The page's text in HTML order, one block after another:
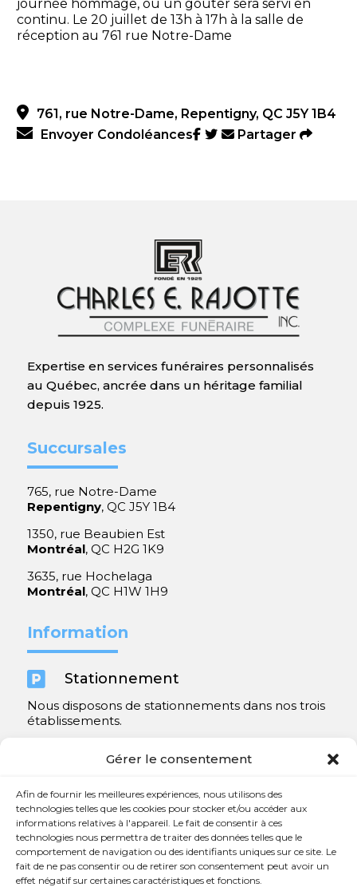
Gérer le consentement
Afin de fournir les meilleures expériences, nous utilisons des
technologies telles que les cookies pour stocker et/ou accéder aux
informations relatives à l'appareil. Le fait de consentir à ces
technologies nous permettra de traiter des données telles que le
comportement de navigation ou des identifiants uniques sur ce site. Le
fait de ne pas consentir ou de retirer son consentement peut avoir un
effet négatif sur certaines caractéristiques et fonctions.
journée hommage, où un goûter sera servi en
continu. Le 20 juillet de 13h à 17h à la salle de
réception au 761 rue Notre-Dame
761, rue Notre-Dame, Repentigny, QC J5Y 1B4
Envoyer Condoléances
Partager
Expertise en services funéraires personnalisés
au Québec, ancrée dans un héritage familial
depuis 1925.
Succursales
765, rue Notre-Dame
Repentigny, QC J5Y 1B4
1350, rue Beaubien Est
Montréal, QC H2G 1K9
3635, rue Hochelaga
Montréal, QC H1W 1H9
Information
 Stationnement
Nous disposons de stationnements dans nos trois
établissements.
Contact
 450 654-3342
 info@charlesrajotte.com